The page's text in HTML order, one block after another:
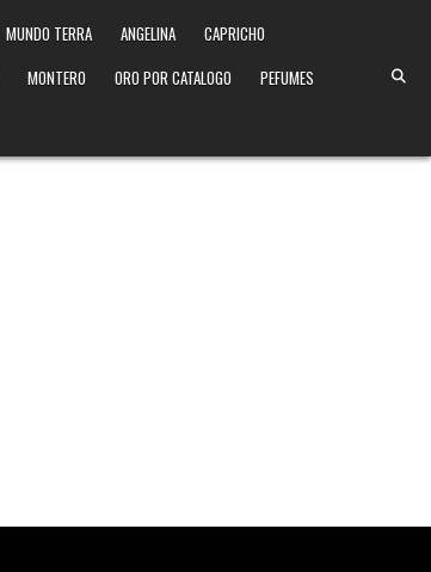
MUNDO TERRA ANGELINA
CAPRICHO
MONTERO ORO POR CATALOGO
PEFUMES